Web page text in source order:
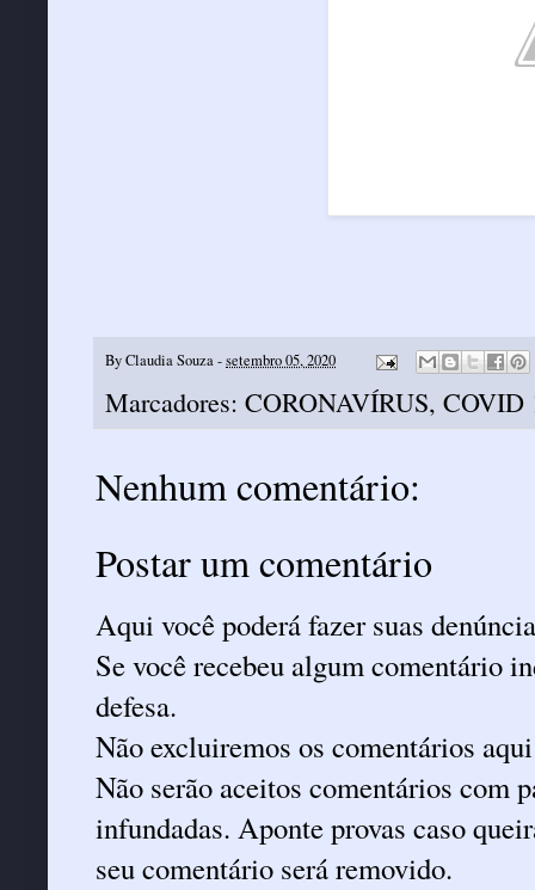
ByClaudia Souza-setembro 05, 2020
Marcadores: CORONAVÍRUS, COVID
Nenhum comentário:
Postar um comentário
Aqui você poderá fazer suas
Se você recebeu algum comentário
defesa.
Não excluiremos os comentários
Não serão aceitos comentários com
infundadas. Aponte provas caso
seu comentário será removido.